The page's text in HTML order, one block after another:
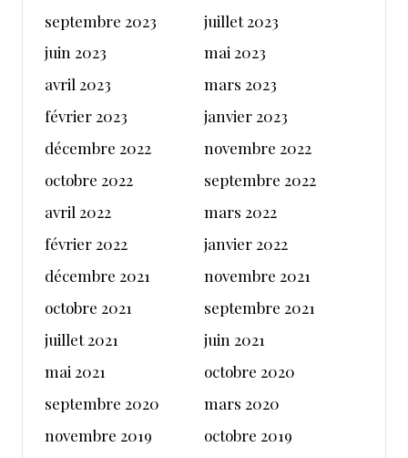
septembre 2023
juillet 2023
juin 2023
mai 2023
avril 2023
mars 2023
février 2023
janvier 2023
décembre 2022
novembre 2022
octobre 2022
septembre 2022
avril 2022
mars 2022
février 2022
janvier 2022
décembre 2021
novembre 2021
octobre 2021
septembre 2021
juillet 2021
juin 2021
mai 2021
octobre 2020
septembre 2020
mars 2020
novembre 2019
octobre 2019